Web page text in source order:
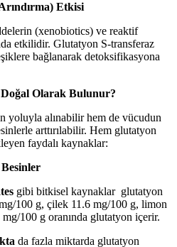
Etkisi
(xenobiotics) ve reaktif
etkilidir. Glutatyon S-transferaz
bağlanarak detoksifikasyona
Olarak Bulunur?
yoluyla alınabilir hem de vücudun
arttırılabilir. Hem glutatyon
faydalı kaynaklar:
gibi bitkisel kaynaklar glutatyon
100 g, çilek 11.6 mg/100 g, limon
100 g oranında glutatyon içerir.
da fazla miktarda glutatyon